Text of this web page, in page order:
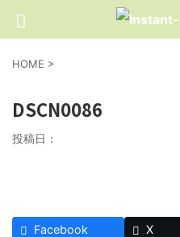
HOME >
DSCN0086
投稿日：
Facebook X